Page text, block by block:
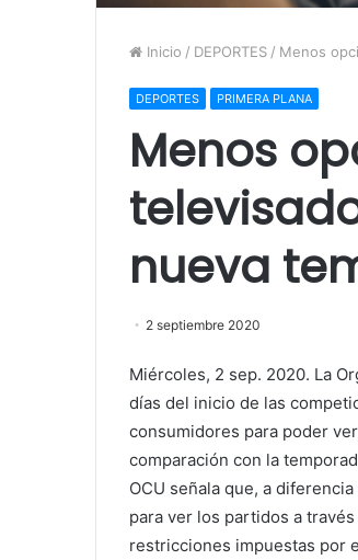
Inicio / DEPORTES / Menos
DEPORTES PRIMERA PLANA
Menos
nueva
2 septiembre 2020
Miércoles, 2 sep. 2020. La
días del inicio de las
consumidores para poder
comparación con la
OCU señala que, a
para ver los partidos a
restricciones impuestas por